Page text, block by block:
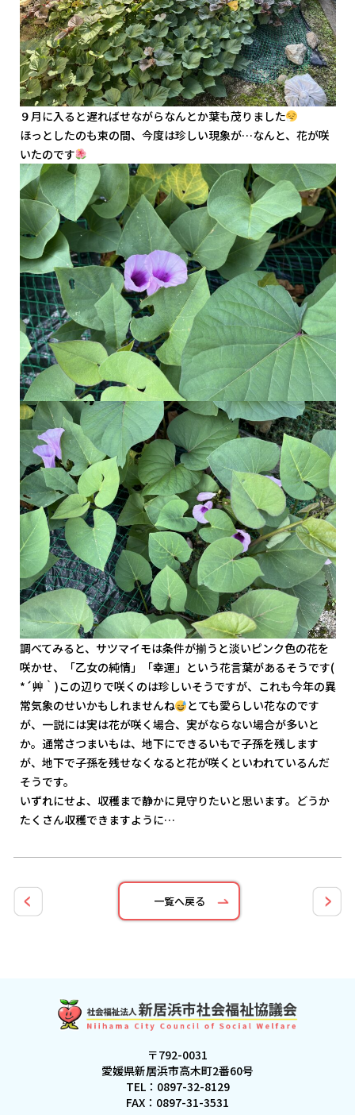
９月に入ると遅ればせながらなんとか葉も茂りました
ほっとしたのも束の間、今度は珍しい現象が…なんと、花が咲
いたのです
調べてみると、サツマイモは条件が揃うと淡いピンク色の花を
咲かせ、「乙女の純情」「幸運」という花言葉があるそうです(
*´艸｀)この辺りで咲くのは珍しいそうですが、これも今年の異
常気象のせいかもしれませんね
とても愛らしい花なのです
が、一説には実は花が咲く場合、実がならない場合が多いと
か。通常さつまいもは、地下にできるいもで子孫を残します
が、地下で子孫を残せなくなると花が咲くといわれているんだ
そうです。
いずれにせよ、収穫まで静かに見守りたいと思います。どうか
たくさん収穫できますように…
一覧へ戻る
〒792-0031
愛媛県新居浜市高木町2番60号
TEL： 0897-32-8129
FAX：0897-31-3531